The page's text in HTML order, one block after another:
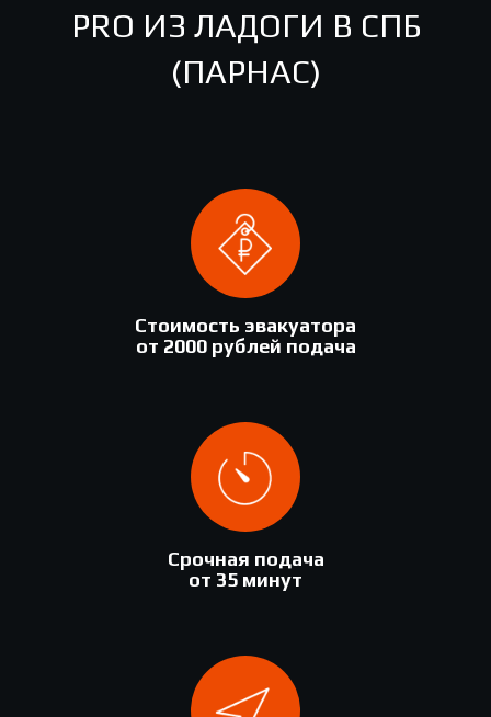
PRO ИЗ ЛАДОГИ В СПБ
(ПАРНАС)
Стоимость эвакуатора
от 2000 рублей подача
Срочная подача
от 35 минут